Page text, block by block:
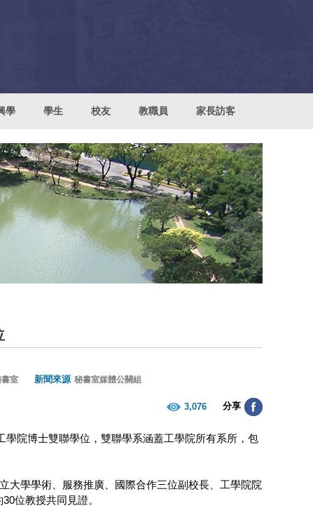
學 學生 校友 教職員 家長訪客
室 新聞來源 秘書室媒體公關組
3,076 分享
院博士雙聯學位，雙聯學系涵蓋工學院所有系所，包
大學學術、服務推廣、國際合作三位副校長、工學院院
位教授共同見證。